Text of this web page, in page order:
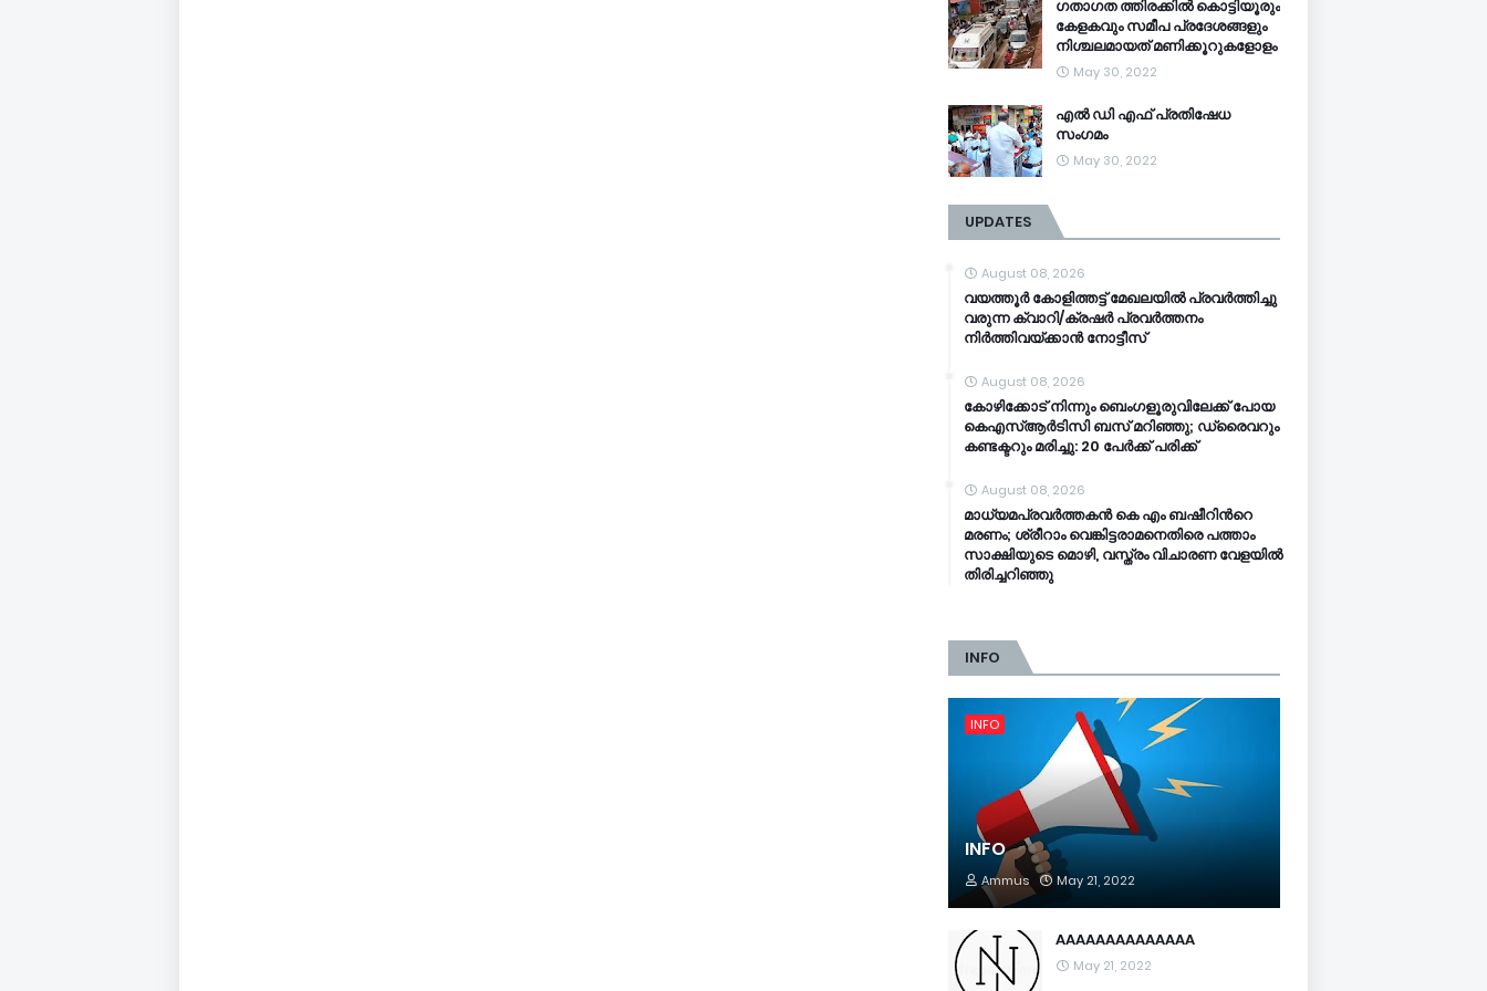
ഗതാഗത ത്തിരക്കിൽ കൊട്ടിയൂരും
കേളകവും സമീപ പ്രദേശങ്ങളും
നിശ്ചലമായത് മണിക്കൂറുകളോളം
May 30, 2022
എൽ ഡി എഫ് പ്രതിഷേധ
സംഗമം
May 30, 2022
UPDATES
August 08, 2026
വയത്തൂര്‍ കോളിത്തട്ട് മേഖലയില്‍ പ്രവര്‍ത്തിച്ചു
വരുന്ന ക്വാറി/ക്രഷര്‍ പ്രവര്‍ത്തനം
നിര്‍ത്തിവയ്ക്കാന്‍ നോട്ടീസ്
August 08, 2026
കോഴിക്കോട് നിന്നും ബെംഗളൂരുവിലേക്ക് പോയ
കെഎസ്ആര്‍ടിസി ബസ് മറിഞ്ഞു; ഡ്രൈവറും
കണ്ടക്ടറും മരിച്ചു: 20 പേര്‍ക്ക് പരിക്ക്
August 08, 2026
മാധ്യമപ്രവർത്തകൻ കെ എം ബഷീറിന്‍റെ
മരണം; ശ്രീറാം വെങ്കിട്ടരാമനെതിരെ പത്താം
സാക്ഷിയുടെ മൊഴി, വസ്ത്രം വിചാരണ വേളയിൽ
തിരിച്ചറിഞ്ഞു
INFO
INFO
INFO
Ammus May 21, 2022
AAAAAAAAAAAAAA
May 21, 2022